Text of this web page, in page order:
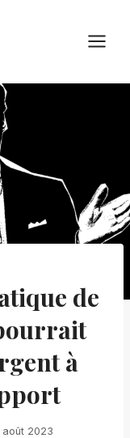
de
à
août 2023